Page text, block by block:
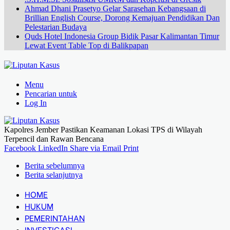
Ahmad Dhani Prasetyo Gelar Sarasehan Kebangsaan di
Brillian English Course, Dorong Kemajuan Pendidikan Dan
Pelestarian Budaya
Quds Hotel Indonesia Group Bidik Pasar Kalimantan Timur
Lewat Event Table Top di Balikpapan
Menu
Pencarian untuk
Log In
Kapolres Jember Pastikan Keamanan Lokasi TPS di Wilayah
Terpencil dan Rawan Bencana
Facebook LinkedIn Share via Email Print
Berita sebelumnya
Berita selanjutnya
HOME
HUKUM
PEMERINTAHAN